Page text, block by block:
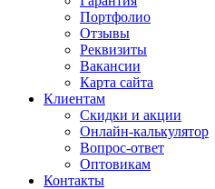
Портфолио
Отзывы
Реквизиты
Вакансии
Карта сайта
Клиентам
Скидки и акции
Онлайн-калькулятор
Вопрос-ответ
Оптовикам
Контакты